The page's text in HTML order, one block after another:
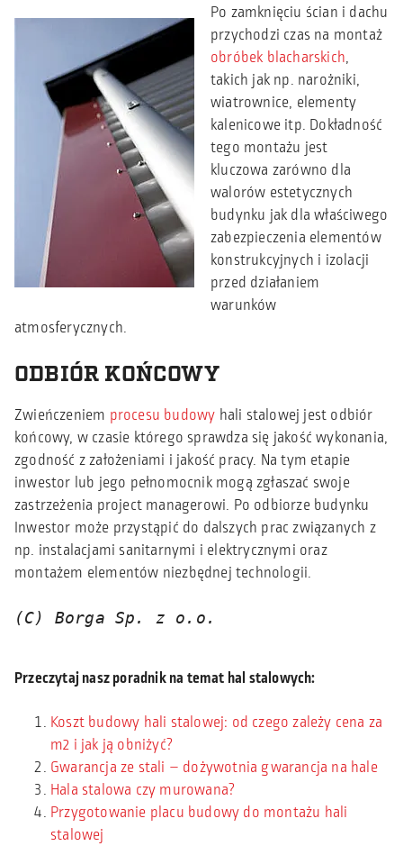
Po zamknięciu ścian i dachu
przychodzi czas na montaż
obróbek blacharskich,
takich jak np. narożniki,
wiatrownice, elementy
kalenicowe itp. Dokładność
tego montażu jest
kluczowa zarówno dla
walorów estetycznych
budynku jak dla właściwego
zabezpieczenia elementów
konstrukcyjnych i izolacji
przed działaniem
warunków
atmosferycznych.
ODBIÓR KOŃCOWY
Zwieńczeniem procesu budowy hali stalowej jest odbiór
końcowy, w czasie którego sprawdza się jakość wykonania,
zgodność z założeniami i jakość pracy. Na tym etapie
inwestor lub jego pełnomocnik mogą zgłaszać swoje
zastrzeżenia project managerowi. Po odbiorze budynku
Inwestor może przystąpić do dalszych prac związanych z
np. instalacjami sanitarnymi i elektrycznymi oraz
montażem elementów niezbędnej technologii.
(C) Borga Sp. z o.o.
Przeczytaj nasz poradnik na temat hal stalowych:
Koszt budowy hali stalowej: od czego zależy cena za
m2 i jak ją obniżyć?
Gwarancja ze stali – dożywotnia gwarancja na hale
Hala stalowa czy murowana?
Przygotowanie placu budowy do montażu hali
stalowej